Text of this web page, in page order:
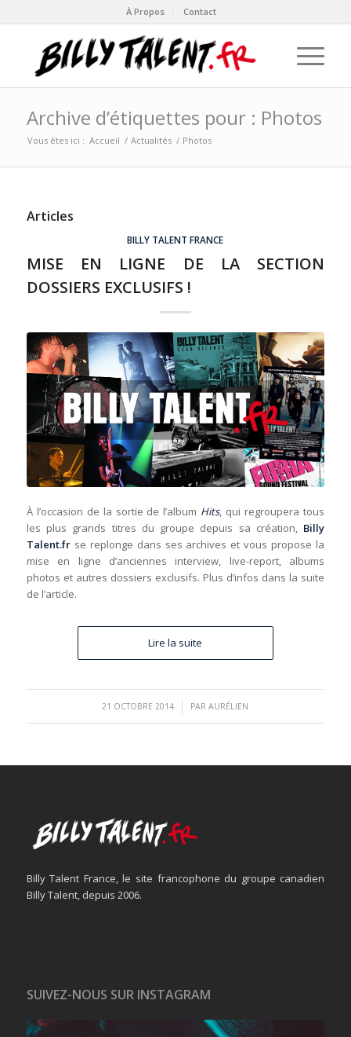
À Propos Contact
Archive d’étiquettes pour : Photos
Vous êtes ici : Accueil / Actualités / Photos
Articles
BILLY TALENT FRANCE
MISE EN LIGNE DE LA SECTION
DOSSIERS EXCLUSIFS !
À l’occasion de la sortie de l’album Hits, qui regroupera tous
les plus grands titres du groupe depuis sa création, Billy
Talent.frse replonge dans ses archives et vous propose la
mise en ligne d’anciennes interview, live-report, albums
photos et autres dossiers exclusifs. Plus d’infos dans la suite
de l’article.
Lire la suite
21 OCTOBRE 2014
/ PARAURÉLIEN
Billy Talent France, le site francophone du groupe canadien
Billy Talent, depuis 2006.
SUIVEZ-NOUS SUR INSTAGRAM